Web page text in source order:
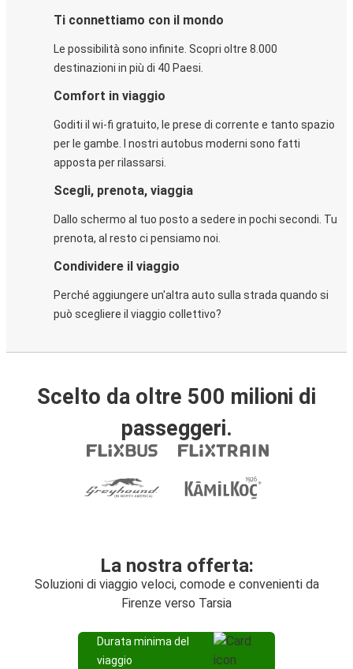
Ti connettiamo con il mondo
Le possibilità sono infinite. Scopri oltre 8.000
destinazioni in più di 40 Paesi.
Comfort in viaggio
Goditi il wi-fi gratuito, le prese di corrente e tanto spazio
per le gambe. I nostri autobus moderni sono fatti
apposta per rilassarsi.
Scegli, prenota, viaggia
Dallo schermo al tuo posto a sedere in pochi secondi. Tu
prenota, al resto ci pensiamo noi.
Condividere il viaggio
Perché aggiungere un'altra auto sulla strada quando si
può scegliere il viaggio collettivo?
Scelto da oltre 500 milioni di
passeggeri.
La nostra offerta:
Soluzioni di viaggio veloci, comode e convenienti da
Firenze verso Tarsia
Durata minima del
viaggio